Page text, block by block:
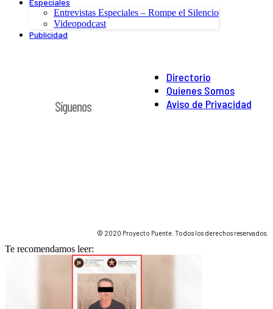
Especiales
Entrevistas Especiales – Rompe el Silencio
Videopodcast
Publicidad
Directorio
Quienes Somos
Aviso de Privacidad
Síguenos
© 2020 Proyecto Puente. Todos los derechos reservados.
Te recomendamos leer: